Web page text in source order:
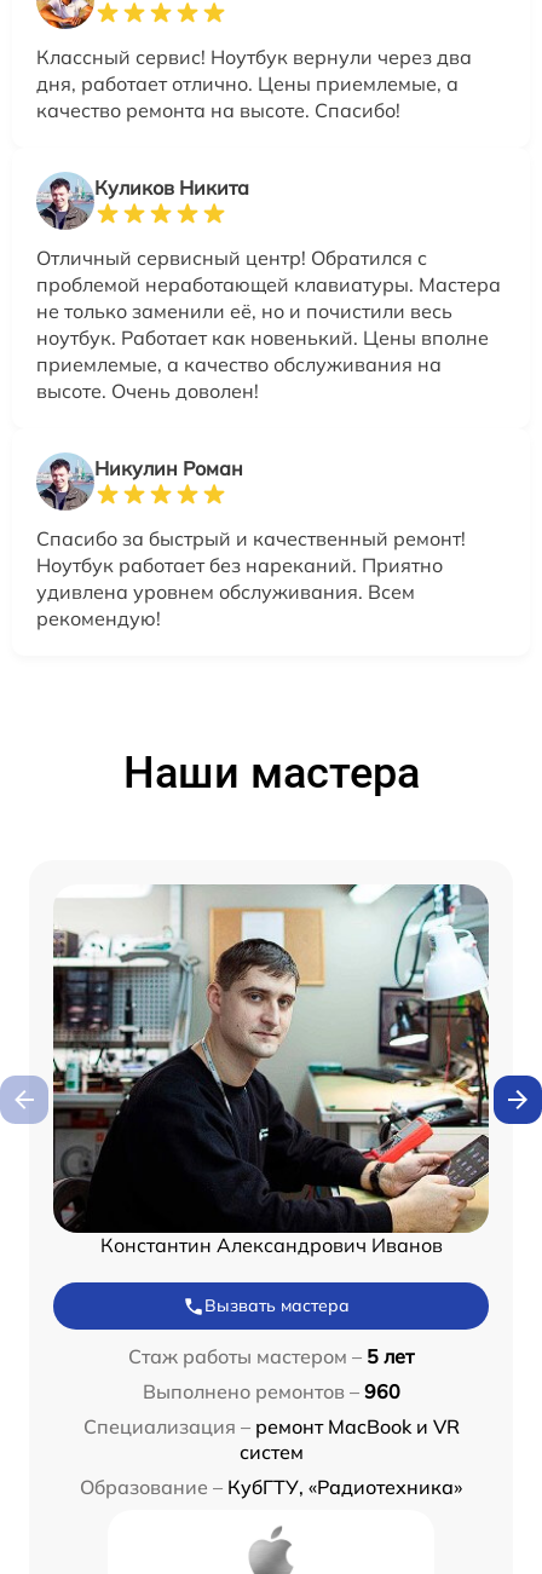
Классный сервис! Ноутбук вернули через два
дня, работает отлично. Цены приемлемые, а
качество ремонта на высоте. Спасибо!
Куликов Никита
Отличный сервисный центр! Обратился с
проблемой неработающей клавиатуры. Мастера
не только заменили её, но и почистили весь
ноутбук. Работает как новенький. Цены вполне
приемлемые, а качество обслуживания на
высоте. Очень доволен!
Никулин Роман
Спасибо за быстрый и качественный ремонт!
Ноутбук работает без нареканий. Приятно
удивлена уровнем обслуживания. Всем
рекомендую!
Наши мастера
Константин Александрович Иванов
Вызвать мастера
Стаж работы мастером – 5 лет
Выполнено ремонтов – 960
Специализация – ремонт MacBook и VR
систем
Образование – КубГТУ, «Радиотехника»